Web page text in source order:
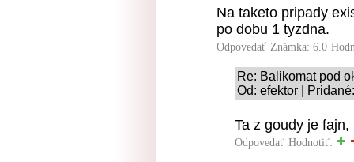
Na taketo pripady
po dobu 1 tyzdna.
Odpovedať Známka: 6.0
Re: Balikomat pod
Od: efektor |
Ta z goudy je
Odpovedať Hodnotiť: